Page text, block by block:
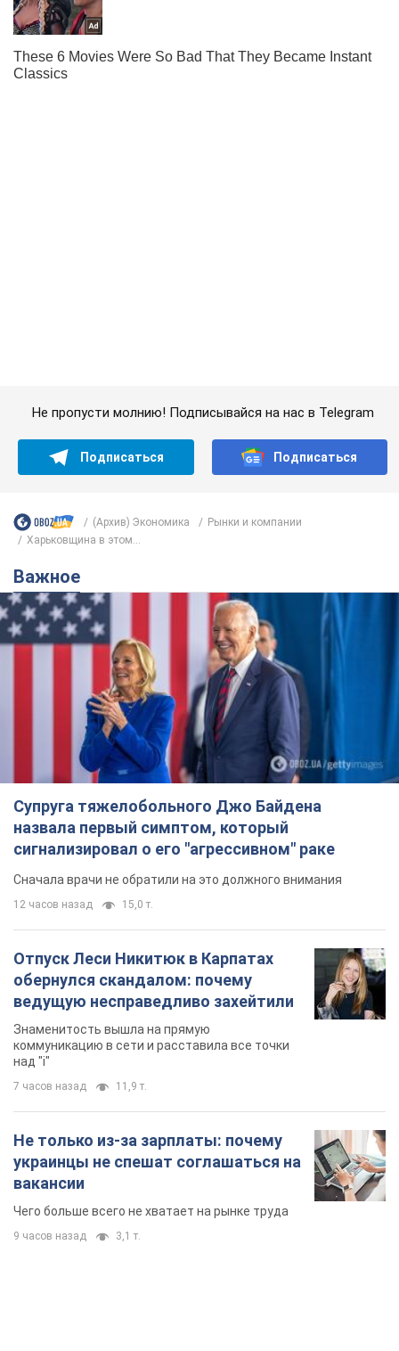
назвала первый симптом, который
сигнализировал о его "агрессивном" раке
Сначала врачи не обратили на это должного внимания
12 часов назад
Отпуск Леси Никитюк в Карпатах
обернулся скандалом: почему
ведущую несправедливо захейтили
Знаменитость вышла на прямую
коммуникацию в сети и расставила все точки
7 часов назад 11,9 т.
Не только из-за зарплаты: почему
украинцы не спешат соглашаться на
вакансии
Чего больше всего не хватает на рынке труда
9 часов назад 3,1 т.
TOP NEWS